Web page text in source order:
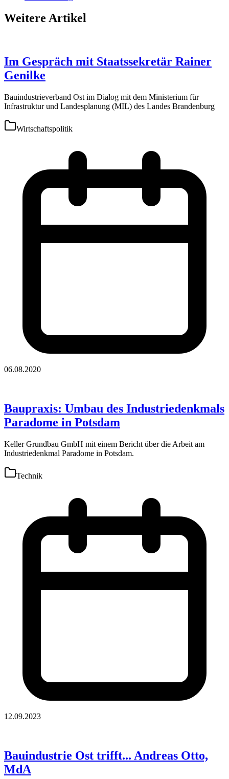
Weitere Artikel
Im Gespräch mit Staatssekretär Rainer
Genilke
Bauindustrieverband Ost im Dialog mit dem Ministerium für
Infrastruktur und Landesplanung (MIL) des Landes Brandenburg
Wirtschaftspolitik
06.08.2020
Baupraxis: Umbau des Industriedenkmals
Paradome in Potsdam
Keller Grundbau GmbH mit einem Bericht über die Arbeit am
Industriedenkmal Paradome in Potsdam.
Technik
12.09.2023
Bauindustrie Ost trifft... Andreas Otto,
MdA